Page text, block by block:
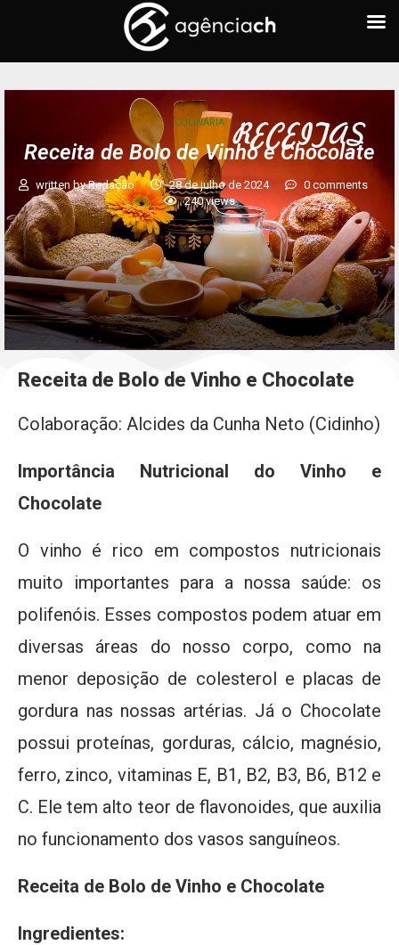
CULINÁRIA
Receita de Bolo de Vinho e Chocolate
written byRedação 28 de julho de 2024
0 comments
240views
Receita de Bolo de Vinho e Chocolate
Colaboração: Alcides da Cunha Neto (Cidinho)
Importância Nutricional do Vinho e
Chocolate
O vinho é rico em compostos nutricionais
muito importantes para a nossa saúde: os
polifenóis. Esses compostos podem atuar em
diversas áreas do nosso corpo, como na
menor deposição de colesterol e placas de
gordura nas nossas artérias. Já o Chocolate
possui proteínas, gorduras, cálcio, magnésio,
ferro, zinco, vitaminas E, B1, B2, B3, B6, B12 e
C. Ele tem alto teor de flavonoides, que auxilia
no funcionamento dos vasos sanguíneos.
Receita de Bolo de Vinho e Chocolate
Ingredientes: